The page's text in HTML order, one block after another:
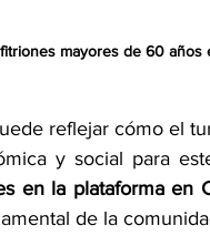
mayores de 60
reflejar cómo el
y social para
en la plataforma en
de la